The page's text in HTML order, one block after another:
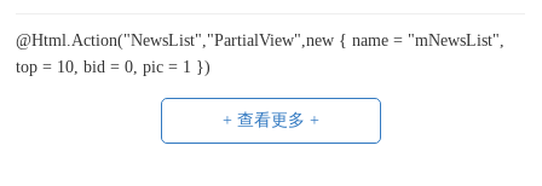
@Html.Action("NewsList","PartialView",new { name = "mNewsList",
top = 10, bid = 0, pic = 1 })
+ 查看更多 +